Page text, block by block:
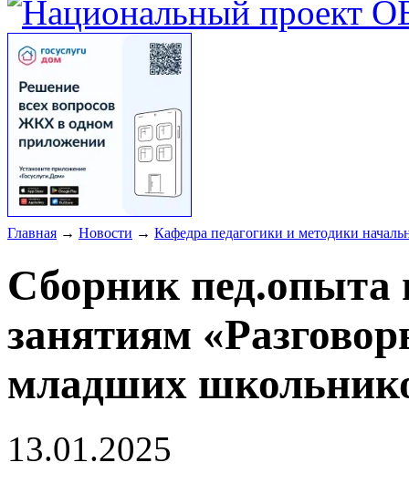
Главная → Новости → Кафедра педагогики и методики
Сборник пед.опыта
занятиям
младших
13.01.2025